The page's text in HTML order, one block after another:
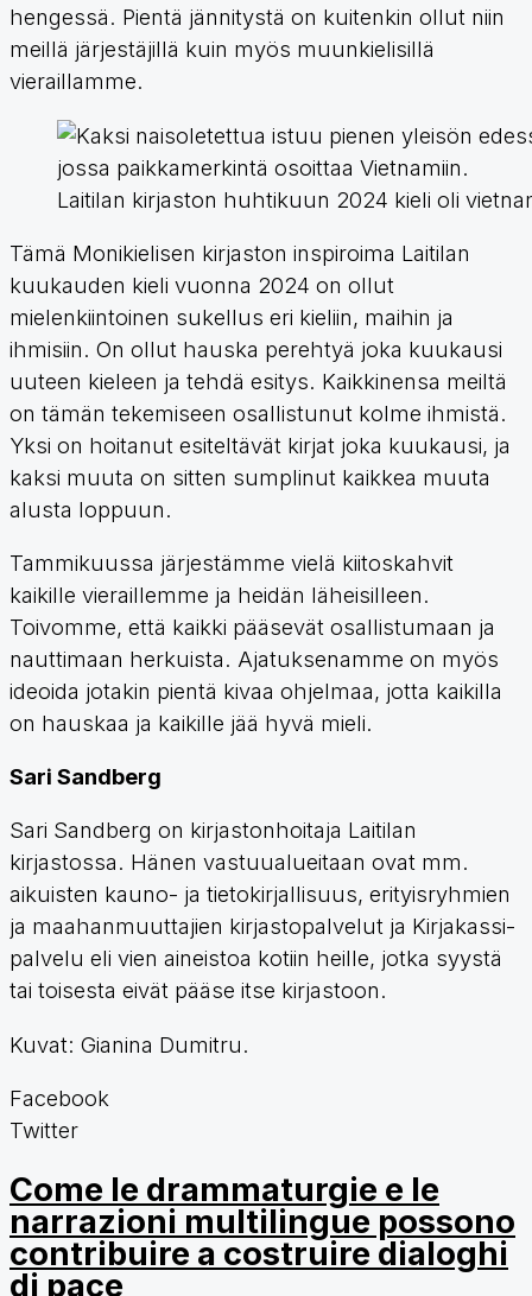
hengessä. Pientä jännitystä on kuitenkin ollut niin
meillä järjestäjillä kuin myös muunkielisillä
vieraillamme.
Laitilan kirjaston huhtikuun 2024 kieli oli
Tämä Monikielisen kirjaston inspiroima Laitilan
kuukauden kieli vuonna 2024 on ollut
mielenkiintoinen sukellus eri kieliin, maihin ja
ihmisiin. On ollut hauska perehtyä joka kuukausi
uuteen kieleen ja tehdä esitys. Kaikkinensa meiltä
on tämän tekemiseen osallistunut kolme ihmistä.
Yksi on hoitanut esiteltävät kirjat joka kuukausi, ja
kaksi muuta on sitten sumplinut kaikkea muuta
alusta loppuun.
Tammikuussa järjestämme vielä kiitoskahvit
kaikille vieraillemme ja heidän läheisilleen.
Toivomme, että kaikki pääsevät osallistumaan ja
nauttimaan herkuista. Ajatuksenamme on myös
ideoida jotakin pientä kivaa ohjelmaa, jotta kaikilla
on hauskaa ja kaikille jää hyvä mieli.
Sari Sandberg
Sari Sandberg on kirjastonhoitaja Laitilan
kirjastossa. Hänen vastuualueitaan ovat mm.
aikuisten kauno- ja tietokirjallisuus, erityisryhmien
ja maahanmuuttajien kirjastopalvelut ja Kirjakassi-
palvelu eli vien aineistoa kotiin heille, jotka syystä
tai toisesta eivät pääse itse kirjastoon.
Kuvat: Gianina Dumitru.
Facebook
Twitter
Come le drammaturgie e le
narrazioni multilingue possono
contribuire a costruire dialoghi
di pace